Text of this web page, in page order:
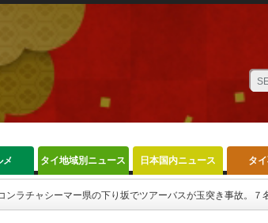
メ タイ地域別ニュース 日本国内ニュース タ
ンラチャシーマー県の下り坂でツアーバスが玉突き事故。７